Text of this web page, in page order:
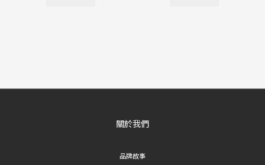
關於我們
品牌故事